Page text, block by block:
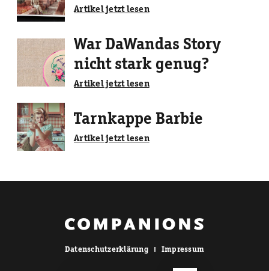
Artikel jetzt lesen
War DaWandas Story
nicht stark genug?
Artikel jetzt lesen
Tarnkappe Barbie
Artikel jetzt lesen
Datenschutzerklärung Impressum